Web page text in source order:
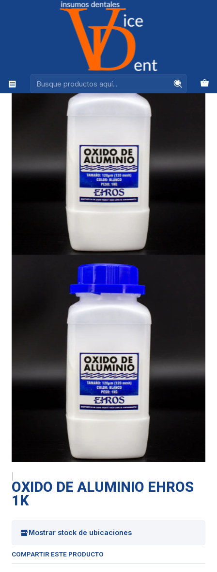
Ventas +56944575313
LABORATORIO OXIDO DE ALUMINIO EHROS 1K
OXIDO DE ALUMINIO EHROS
1K
Mostrar stock de ubicaciones
COMPARTIR ESTE PRODUCTO